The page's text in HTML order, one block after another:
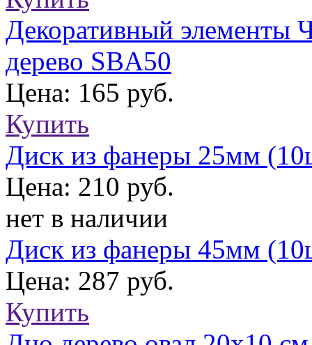
Декоративный элементы
дерево SBA50
Цена: 165 руб.
Купить
Диск из фанеры 25мм
Цена: 210 руб.
нет в наличии
Диск из фанеры 45мм
Цена: 287 руб.
Купить